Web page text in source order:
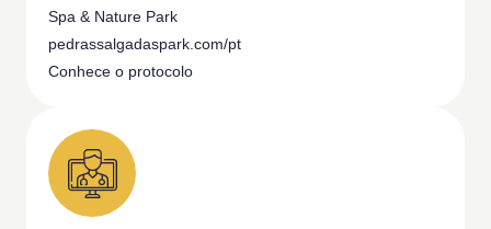
Spa & Nature Park
pedrassalgadaspark.com/pt
Conhece o protocolo